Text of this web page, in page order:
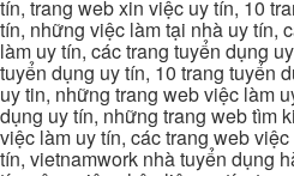
tín, trang web xin việc uy tín, 10
tín, những việc làm tại nhà uy tín,
làm uy tín, các trang tuyển dụng
tuyển dụng uy tín, 10 trang tuyển
uy tin, những trang web việc làm
dụng uy tín, những trang web tìm
việc làm uy tín, các trang web
tín, vietnamwork nhà tuyển dụng